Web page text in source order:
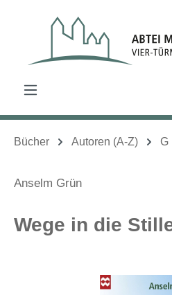
Zum Hauptinhalt springen
Bücher Autoren (A-Z) G
Anselm Grün
Wege in die
Bildergalerie überspringen